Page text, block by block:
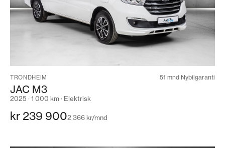
TRONDHEIM 51 mnd Nybilgaranti
JAC M3
2025 · 1 000 km · Elektrisk
kr 239 9002 366 kr/mnd